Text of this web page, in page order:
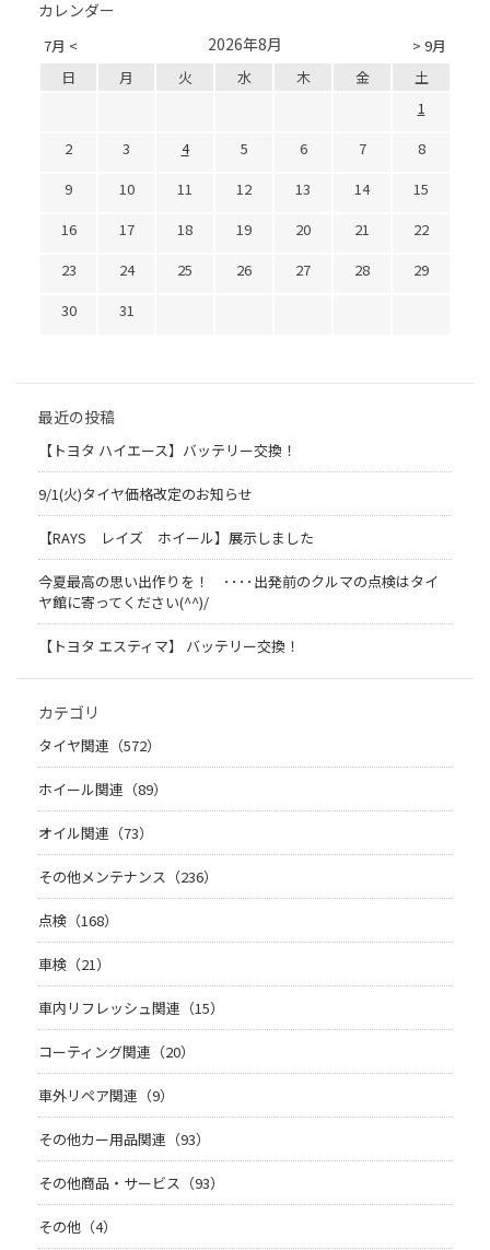
カレンダー
7月 < > 9月
2026年8月
日 月 火 水 木 金
土
1
2
3 4 5 6 7
8
9
10 11 12 13 14
15
16
17 18 19 20 21
22
23
24 25 26 27 28
29
30
31
最近の投稿
【トヨタ ハイエース】バッテリー交換！
9/1(火)タイヤ価格改定のお知らせ
【RAYS レイズ ホイール】展示しました
今夏最高の思い出作りを！ ････出発前のクルマの点検はタイ
ヤ館に寄ってください(^^)/
【トヨタ エスティマ】 バッテリー交換！
カテゴリ
タイヤ関連（572）
ホイール関連（89）
オイル関連（73）
その他メンテナンス（236）
点検（168）
車検（21）
車内リフレッシュ関連（15）
コーティング関連（20）
車外リペア関連（9）
その他カー用品関連（93）
その他商品・サービス（93）
その他（4）